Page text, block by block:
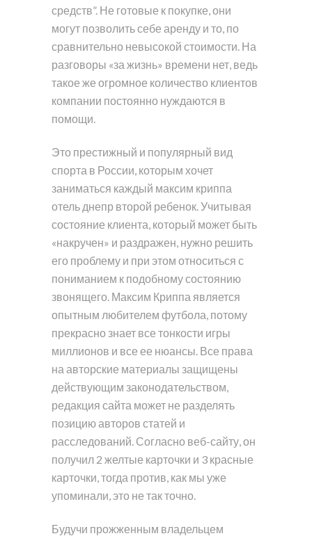
средств”. Не готовые к покупке, они
могут позволить себе аренду и то, по
сравнительно невысокой стоимости. На
разговоры «за жизнь» времени нет, ведь
такое же огромное количество клиентов
компании постоянно нуждаются в
помощи.
Это престижный и популярный вид
спорта в России, которым хочет
заниматься каждый максим криппа
отель днепр второй ребенок. Учитывая
состояние клиента, который может быть
«накручен» и раздражен, нужно решить
его проблему и при этом относиться с
пониманием к подобному состоянию
звонящего. Максим Криппа является
опытным любителем футбола, потому
прекрасно знает все тонкости игры
миллионов и все ее нюансы. Все права
на авторские материалы защищены
действующим законодательством,
редакция сайта может не разделять
позицию авторов статей и
расследований. Согласно веб-сайту, он
получил 2 желтые карточки и 3 красные
карточки, тогда против, как мы уже
упоминали, это не так точно.
Будучи прожженным владельцем